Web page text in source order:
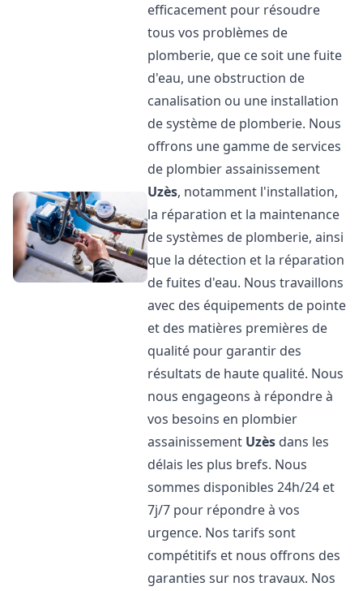
efficacement pour résoudre
tous vos problèmes de
plomberie, que ce soit une fuite
d'eau, une obstruction de
canalisation ou une installation
de système de plomberie. Nous
offrons une gamme de services
de plombier assainissement
Uzès, notamment l'installation,
la réparation et la maintenance
de systèmes de plomberie, ainsi
que la détection et la réparation
de fuites d'eau. Nous travaillons
avec des équipements de pointe
et des matières premières de
qualité pour garantir des
résultats de haute qualité. Nous
nous engageons à répondre à
vos besoins en plombier
assainissement Uzès dans les
délais les plus brefs. Nous
sommes disponibles 24h/24 et
7j/7 pour répondre à vos
urgence. Nos tarifs sont
compétitifs et nous offrons des
garanties sur nos travaux. Nos